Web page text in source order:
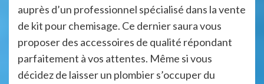
auprès d’un professionnel spécialisé dans la vente
de kit pour chemisage. Ce dernier saura vous
proposer des accessoires de qualité répondant
parfaitement à vos attentes. Même si vous
décidez de laisser un plombier s’occuper du